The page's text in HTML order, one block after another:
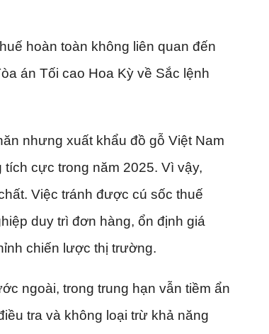
hoàn toàn không liên quan đến
án Tối cao Hoa Kỳ về Sắc lệnh
nhưng xuất khẩu đồ gỗ Việt Nam
cực trong năm 2025. Vì vậy,
Việc tránh được cú sốc thuế
duy trì đơn hàng, ổn định giá
chiến lược thị trường.
ngoài, trong trung hạn vẫn tiềm ẩn
tra và không loại trừ khả năng